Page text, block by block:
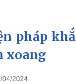
Dấu ấn VOV
Biển đảo
pháp
xoang
04/2024